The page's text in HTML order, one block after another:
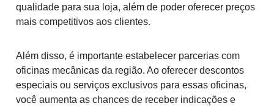
qualidade para sua loja, além de poder oferecer preços
mais competitivos aos clientes.
Além disso, é importante estabelecer parcerias com
oficinas mecânicas da região. Ao oferecer descontos
especiais ou serviços exclusivos para essas oficinas,
você aumenta as chances de receber indicações e